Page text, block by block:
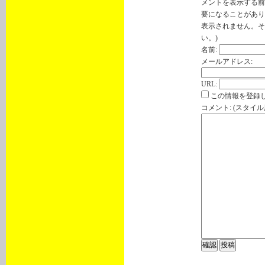
メントを表示する
要になることがあ
表示されません。
い。)
名前:
メールアドレス:
URL:
この情報を登録
コメント: (スタイ